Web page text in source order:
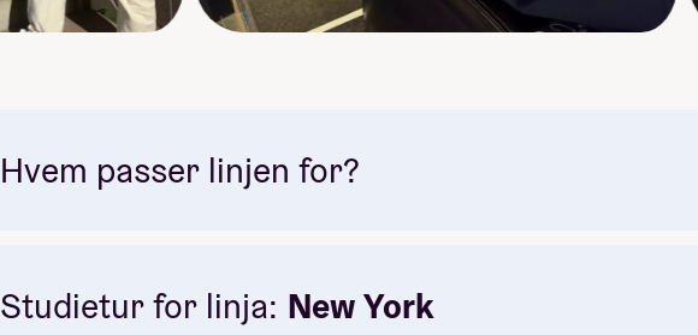
Hvem passer linjen for?
Studietur for linja: New York